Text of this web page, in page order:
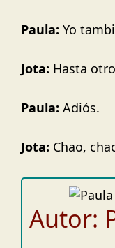
Paula: Yo
Jota: Hasta
Paula: Adiós.
Jota: Chao,
Autor: